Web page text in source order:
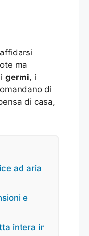
ma
germi, i
di
di casa,
ad aria
e
intera in